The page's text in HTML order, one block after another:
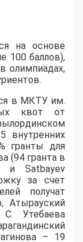
на основе
100 баллов),
олимпиадах,
в МКТУ им.
квот от
внутренних
гранты для
(94 гранта в
и Satbayev
за счет
получат
Атырауский
Утебаева
– 19